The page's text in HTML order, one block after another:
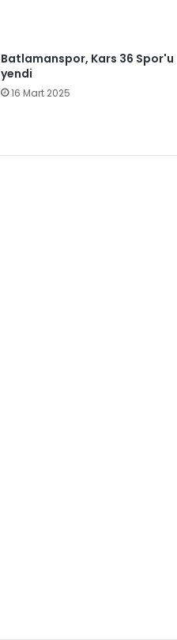
Batlamanspor, Kars 36 Spor'u
yendi
16 Mart 2025